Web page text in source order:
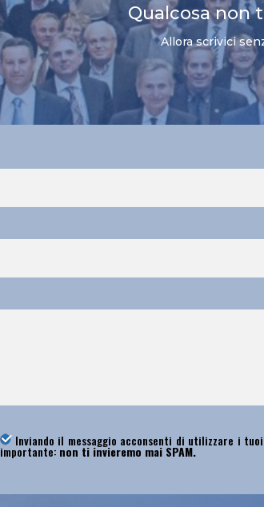
Qualcosa non
Allora scrivici
Inviando il messaggio acconsenti di utilizzare i
importante:non ti invieremo mai SPAM.